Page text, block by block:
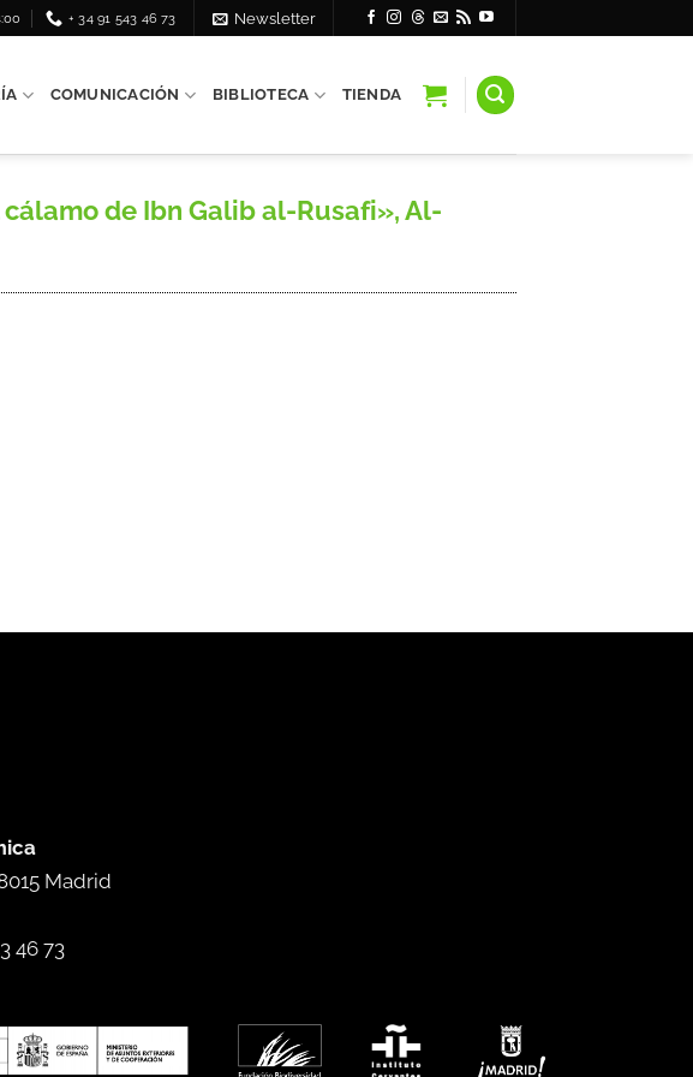
+ 34 91 543 46 73 Newsletter
COMUNICACIÓN BIBLIOTECA TIENDA
de Ibn Galib al-Rusafi», Al-
Madrid
46 73